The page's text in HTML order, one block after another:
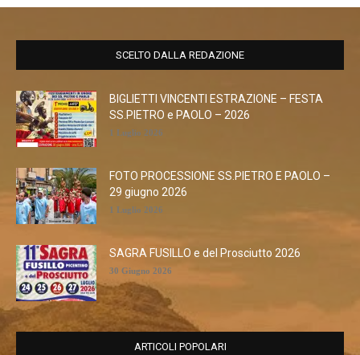
SCELTO DALLA REDAZIONE
BIGLIETTI VINCENTI ESTRAZIONE – FESTA
SS.PIETRO e PAOLO – 2026
1 Luglio 2026
FOTO PROCESSIONE SS.PIETRO E PAOLO –
29 giugno 2026
1 Luglio 2026
SAGRA FUSILLO e del Prosciutto 2026
30 Giugno 2026
ARTICOLI POPOLARI